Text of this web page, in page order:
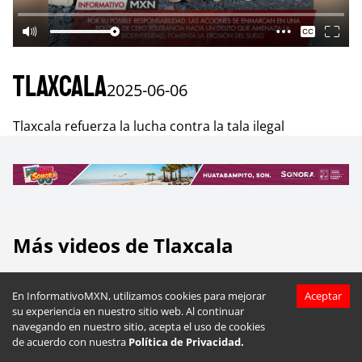
En InformativoMXN, utilizamos cookies para mejorar
su experiencia en nuestro sitio web. Al continuar
navegando en nuestro sitio, acepta el uso de cookies
de acuerdo con nuestra Política de Privacidad.
Aceptar
Tlaxcala2025-06-06
Tlaxcala refuerza la lucha contra la tala ilegal
Más videos deTlaxcala